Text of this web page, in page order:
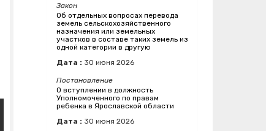
Закон
Об отдельных вопросах перевода
земель сельскохозяйственного
назначения или земельных
участков в составе таких земель из
одной категории в другую
Дата : 30 июня 2026
Постановление
О вступлении в должность
Уполномоченного по правам
ребенка в Ярославской области
Дата : 30 июня 2026